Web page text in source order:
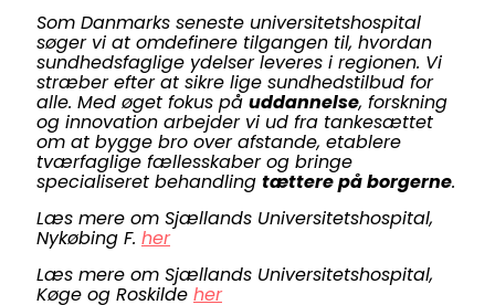
Som Danmarks seneste universitetshospital
søger vi at omdefinere tilgangen til, hvordan
sundhedsfaglige ydelser leveres i regionen. Vi
stræber efter at sikre lige sundhedstilbud for
alle. Med øget fokus på uddannelse, forskning
og innovation arbejder vi ud fra tankesættet
om at bygge bro over afstande, etablere
tværfaglige fællesskaber og bringe
specialiseret behandling tættere på borgerne.
Læs mere om Sjællands Universitetshospital,
Nykøbing F. her
Læs mere om Sjællands Universitetshospital,
Køge og Roskilde her